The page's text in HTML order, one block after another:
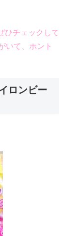
ひチェックして
いて、ホント
ロンビー